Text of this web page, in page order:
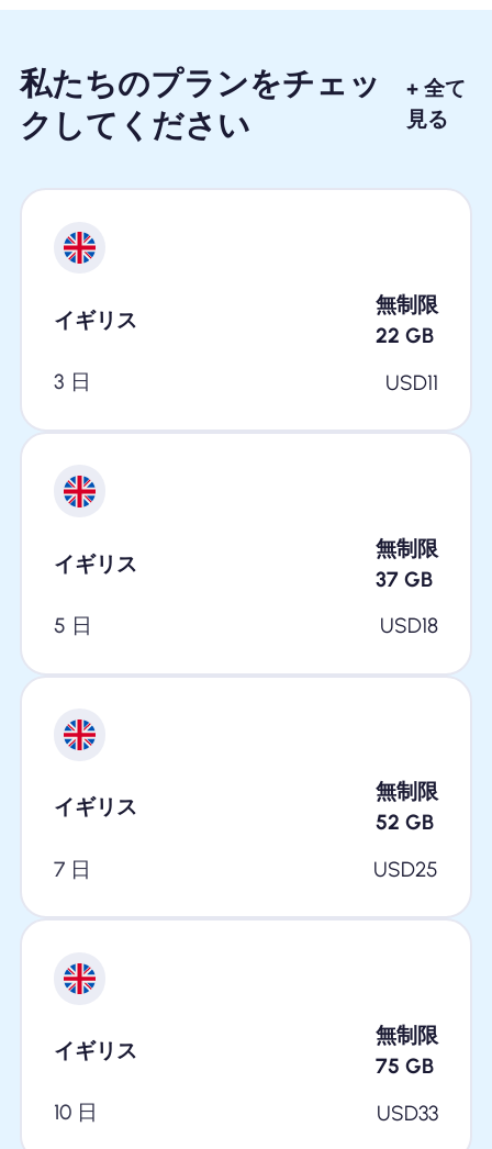
私たちのプランをチェッ
クしてください
+ 全て
見る
イギリス
無制限
22 GB
3 日
USD11
イギリス
無制限
37 GB
5 日
USD18
イギリス
無制限
52 GB
7 日
USD25
イギリス
無制限
75 GB
10 日
USD33